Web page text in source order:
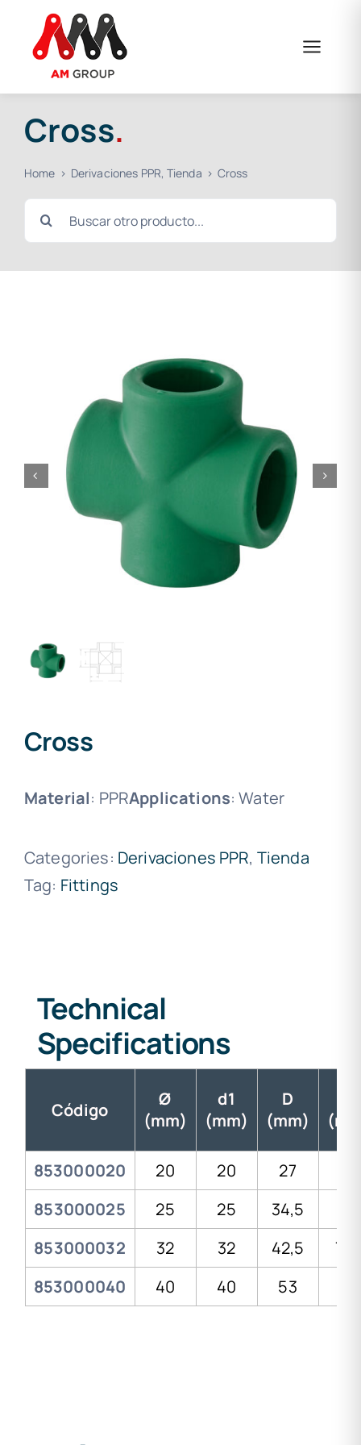
content
Cross.
Home Derivaciones PPR Tienda Cross
Search
for:
Cross
Material: PPRApplications: Water
Categories: Derivaciones PPR, Tienda
Tag: Fittings
Technical
Specifications
Código
Ø
(mm)
d1
(mm)
D
(mm)
853000020 20 20 27
853000025
25 25 34,5
853000032
32 32 42,5
853000040
40 40 53